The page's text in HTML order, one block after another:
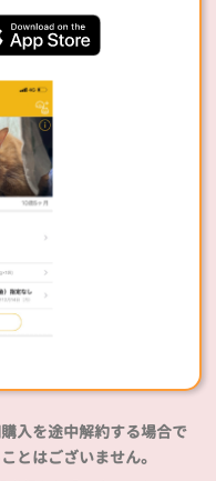
入を途中解約する場合で
とはございません。